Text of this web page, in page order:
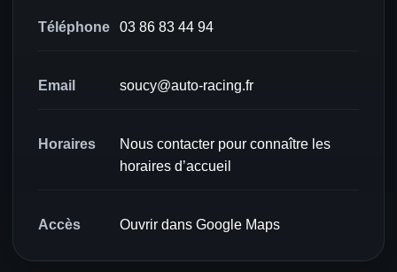
Téléphone 03 86 83 44 94
Email soucy@auto-racing.fr
Horaires
Nous contacter pour connaître les
horaires d’accueil
Accès Ouvrir dans Google Maps